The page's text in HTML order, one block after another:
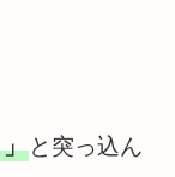
と突っ込ん